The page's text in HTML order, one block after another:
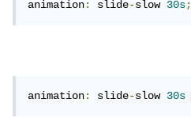
animation: slide-slow 30s;
animation: slide-slow 30s